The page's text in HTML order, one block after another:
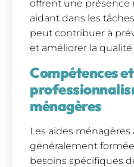
offrent une présence
aidant dans les
peut contribuer à
et améliorer la qualité
Compétences et
ménagères
Les aides ménagères
généralement
besoins spécifiques